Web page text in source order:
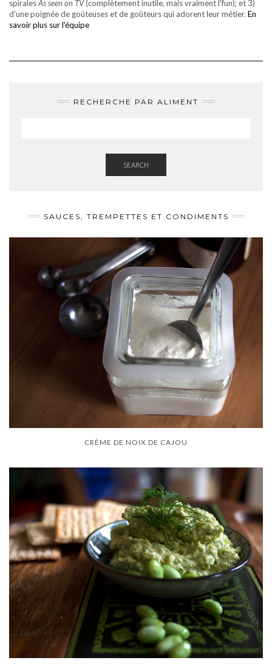
spiralesAs seen on TV(complètement inutile, mais vraiment l'fun); et 3)
d’une poignée de goûteuses et de goûteurs qui adorent leur métier. En
savoir plus sur l'équipe
RECHERCHE PAR ALIMENT
SEARCH
SAUCES, TREMPETTES ET CONDIMENTS
CRÈME DE NOIX DE CAJOU